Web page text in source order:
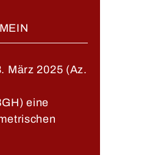
März 2025 (Az.
eine